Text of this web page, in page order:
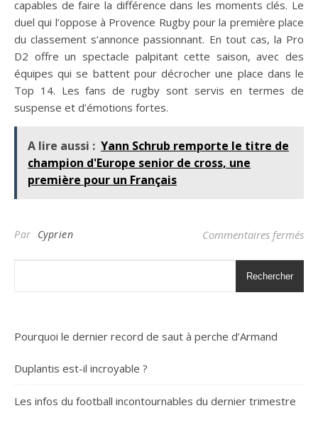
capables de faire la différence dans les moments clés. Le
duel qui l’oppose à Provence Rugby pour la première place
du classement s’annonce passionnant. En tout cas, la Pro
D2 offre un spectacle palpitant cette saison, avec des
équipes qui se battent pour décrocher une place dans le
Top 14. Les fans de rugby sont servis en termes de
suspense et d’émotions fortes.
A lire aussi : Yann Schrub remporte le titre de
champion d'Europe senior de cross, une
première pour un Français
Par Cyprien Commentaires fermés
Rechercher
Pourquoi le dernier record de saut à perche d’Armand
Duplantis est-il incroyable ?
Les infos du football incontournables du dernier trimestre